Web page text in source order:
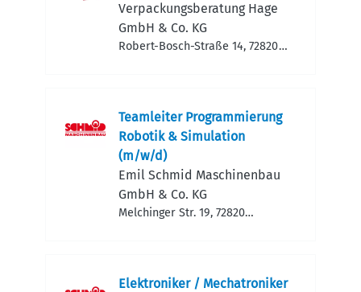
Verpackungsberatung Hage
GmbH & Co. KG
Robert-Bosch-Straße 14, 72820
Teamleiter Programmierung
Robotik & Simulation
(m/w/d)
Emil Schmid Maschinen­bau
GmbH & Co. KG
Melchinger Str. 19, 72820
Elektroniker / Mechatroniker